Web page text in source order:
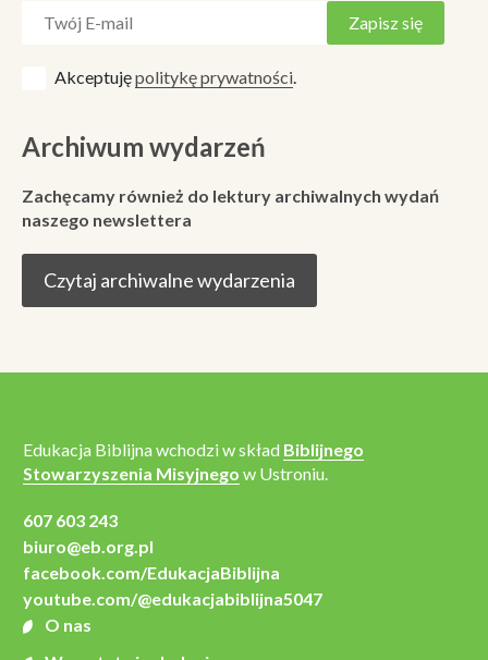
Akceptujępolitykę prywatności.
Archiwum wydarzeń
Zachęcamy również do lektury archiwalnych wydań
naszego newslettera
Czytaj archiwalne wydarzenia
Edukacja Biblijna wchodzi w skład Biblijnego
Stowarzyszenia Misyjnego w Ustroniu.
607 603 243
biuro@eb.org.pl
facebook.com/EdukacjaBiblijna
youtube.com/@edukacjabiblijna5047
O nas